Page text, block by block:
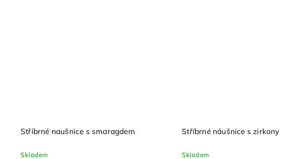
Stříbrné naušnice s smaragdem
Skladem
Stříbrné náušnice s zirkony
Skladem